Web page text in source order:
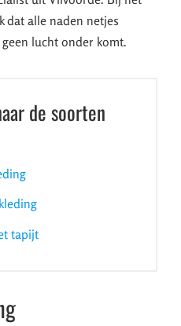
dat alle naden netjes
lucht onder komt.
de soorten
tapijt